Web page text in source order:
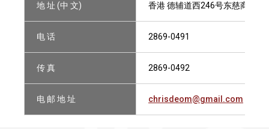
地 址 (中 文) 香港 德辅道西246号东慈商业中
电 话 2869-0491
传 真 2869-0492
电 邮 地 址 chrisdeom@gmail.com